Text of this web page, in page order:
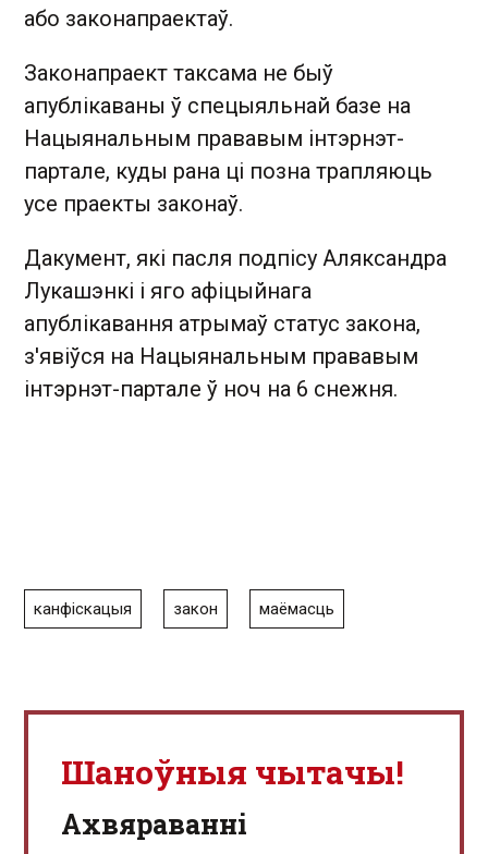
або законапраектаў.
Законапраект таксама не быў
апублікаваны ў спецыяльнай базе на
Нацыянальным прававым інтэрнэт-
партале, куды рана ці позна трапляюць
усе праекты законаў.
Дакумент, які пасля подпісу Аляксандра
Лукашэнкі і яго афіцыйнага
апублікавання атрымаў статус закона,
з'явіўся на Нацыянальным прававым
інтэрнэт-партале ў ноч на 6 снежня.
канфіскацыя закон маёмасць
Шаноўныя чытачы!
Aхвяраванні